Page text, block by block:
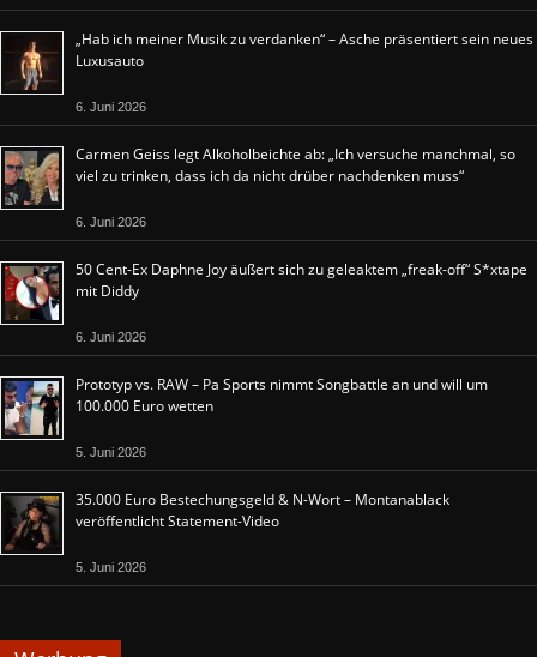
„Hab ich meiner Musik zu verdanken“ – Asche präsentiert sein neues
Luxusauto
6. Juni 2026
Carmen Geiss legt Alkoholbeichte ab: „Ich versuche manchmal, so
viel zu trinken, dass ich da nicht drüber nachdenken muss“
6. Juni 2026
50 Cent-Ex Daphne Joy äußert sich zu geleaktem „freak-off“ S*xtape
mit Diddy
6. Juni 2026
Prototyp vs. RAW – Pa Sports nimmt Songbattle an und will um
100.000 Euro wetten
5. Juni 2026
35.000 Euro Bestechungsgeld & N-Wort – Montanablack
veröffentlicht Statement-Video
5. Juni 2026